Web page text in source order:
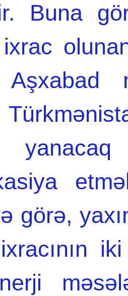
Buna
Aşxabad
yanacaq
görə,